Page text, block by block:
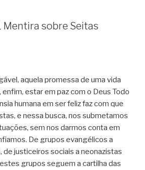
Mentira sobre Seitas
aquela promessa de uma vida
enfim, estar em paz com o Deus Todo
humana em ser feliz faz com que
e nessa busca, nos submetamos
sem nos darmos conta em
De grupos evangélicos a
justiceiros sociais a neonazistas
grupos seguem a cartilha das